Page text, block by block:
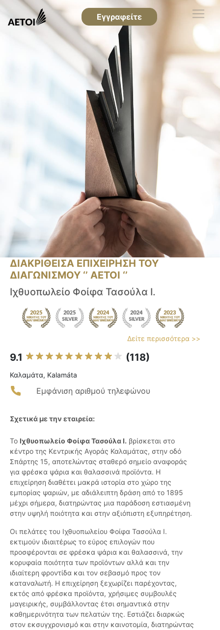
Εγγραφείτε
ΔΙΑΚΡΙΘΕΙΣΑ ΕΠΙΧΕΙΡΗΣΗ ΤΟΥ
ΔΙΑΓΩΝΙΣΜΟΥ ‘’ ΑΕΤΟΙ ‘’
Ιχθυοπωλείο Φοίφα Τασούλα Ι.
Δείτε περισσότερα >>
9.1 (118)
Καλαμάτα, Kalamáta
Εμφάνιση αριθμού τηλεφώνου
Σχετικά με την εταιρεία:
Το Ιχθυοπωλείο Φοίφα Τασούλα Ι. βρίσκεται στο
κέντρο της Κεντρικής Αγοράς Καλαμάτας, στην οδό
Σπάρτης 15, αποτελώντας σταθερό σημείο αναφοράς
για φρέσκα ψάρια και θαλασσινά προϊόντα. Η
επιχείρηση διαθέτει μακρά ιστορία στο χώρο της
εμπορίας ψαριών, με αδιάλειπτη δράση από το 1895
μέχρι σήμερα, διατηρώντας μια παράδοση εστιασμένη
στην υψηλή ποιότητα και στην αξιόπιστη εξυπηρέτηση.
Οι πελάτες του Ιχθυοπωλείου Φοίφα Τασούλα Ι.
εκτιμούν ιδιαιτέρως το εύρος επιλογών που
προσφέρονται σε φρέσκα ψάρια και θαλασσινά, την
κορυφαία ποιότητα των προϊόντων αλλά και την
ιδιαίτερη φροντίδα και τον σεβασμό προς τον
καταναλωτή. Η επιχείρηση ξεχωρίζει παρέχοντας,
εκτός από φρέσκα προϊόντα, χρήσιμες συμβουλές
μαγειρικής, συμβάλλοντας έτσι σημαντικά στην
καθημερινότητα των πελατών της. Εστιάζει διαρκώς
στον εκσυγχρονισμό και στην καινοτομία, διατηρώντας